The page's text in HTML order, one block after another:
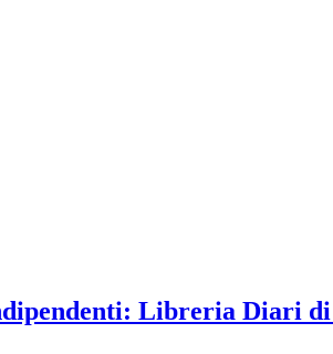
Libreria Diari di